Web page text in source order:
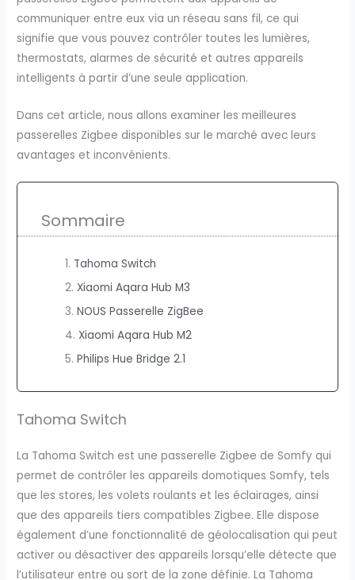
communiquer entre eux via un réseau sans fil, ce qui
signifie que vous pouvez contrôler toutes les lumières,
thermostats, alarmes de sécurité et autres appareils
intelligents à partir d’une seule application.
Dans cet article, nous allons examiner les meilleures
passerelles Zigbee disponibles sur le marché avec leurs
avantages et inconvénients.
Sommaire
Tahoma Switch
Xiaomi Aqara Hub M3
NOUS Passerelle ZigBee
Xiaomi Aqara Hub M2
Philips Hue Bridge 2.1
Tahoma Switch
La Tahoma Switch est une passerelle Zigbee de Somfy qui
permet de contrôler les appareils domotiques Somfy, tels
que les stores, les volets roulants et les éclairages, ainsi
que des appareils tiers compatibles Zigbee. Elle dispose
également d’une fonctionnalité de géolocalisation qui peut
activer ou désactiver des appareils lorsqu’elle détecte que
l’utilisateur entre ou sort de la zone définie. La Tahoma